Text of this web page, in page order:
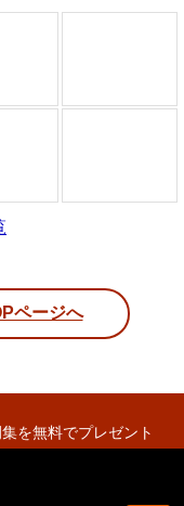
ページへ
を無料でプレゼント